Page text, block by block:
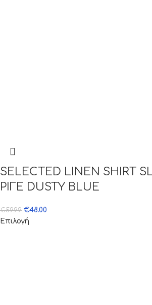
SELECTED LINEN SHIRT
ΡΙΓΕ DUSTY BLUE
€59.99 €48.00
Επιλογή